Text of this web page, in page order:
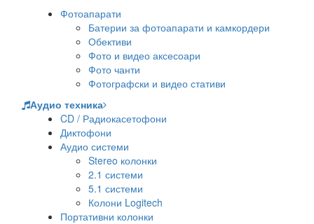
Фотоапарати
Батерии за фотоапарати и камкордери
Обективи
Фото и видео аксесоари
Фото чанти
Фотографски и видео стативи
Аудио техника
CD / Радиокасетофони
Диктофони
Аудио системи
Stereo колонки
2.1 системи
5.1 системи
Колони Logitech
Портативни колонки